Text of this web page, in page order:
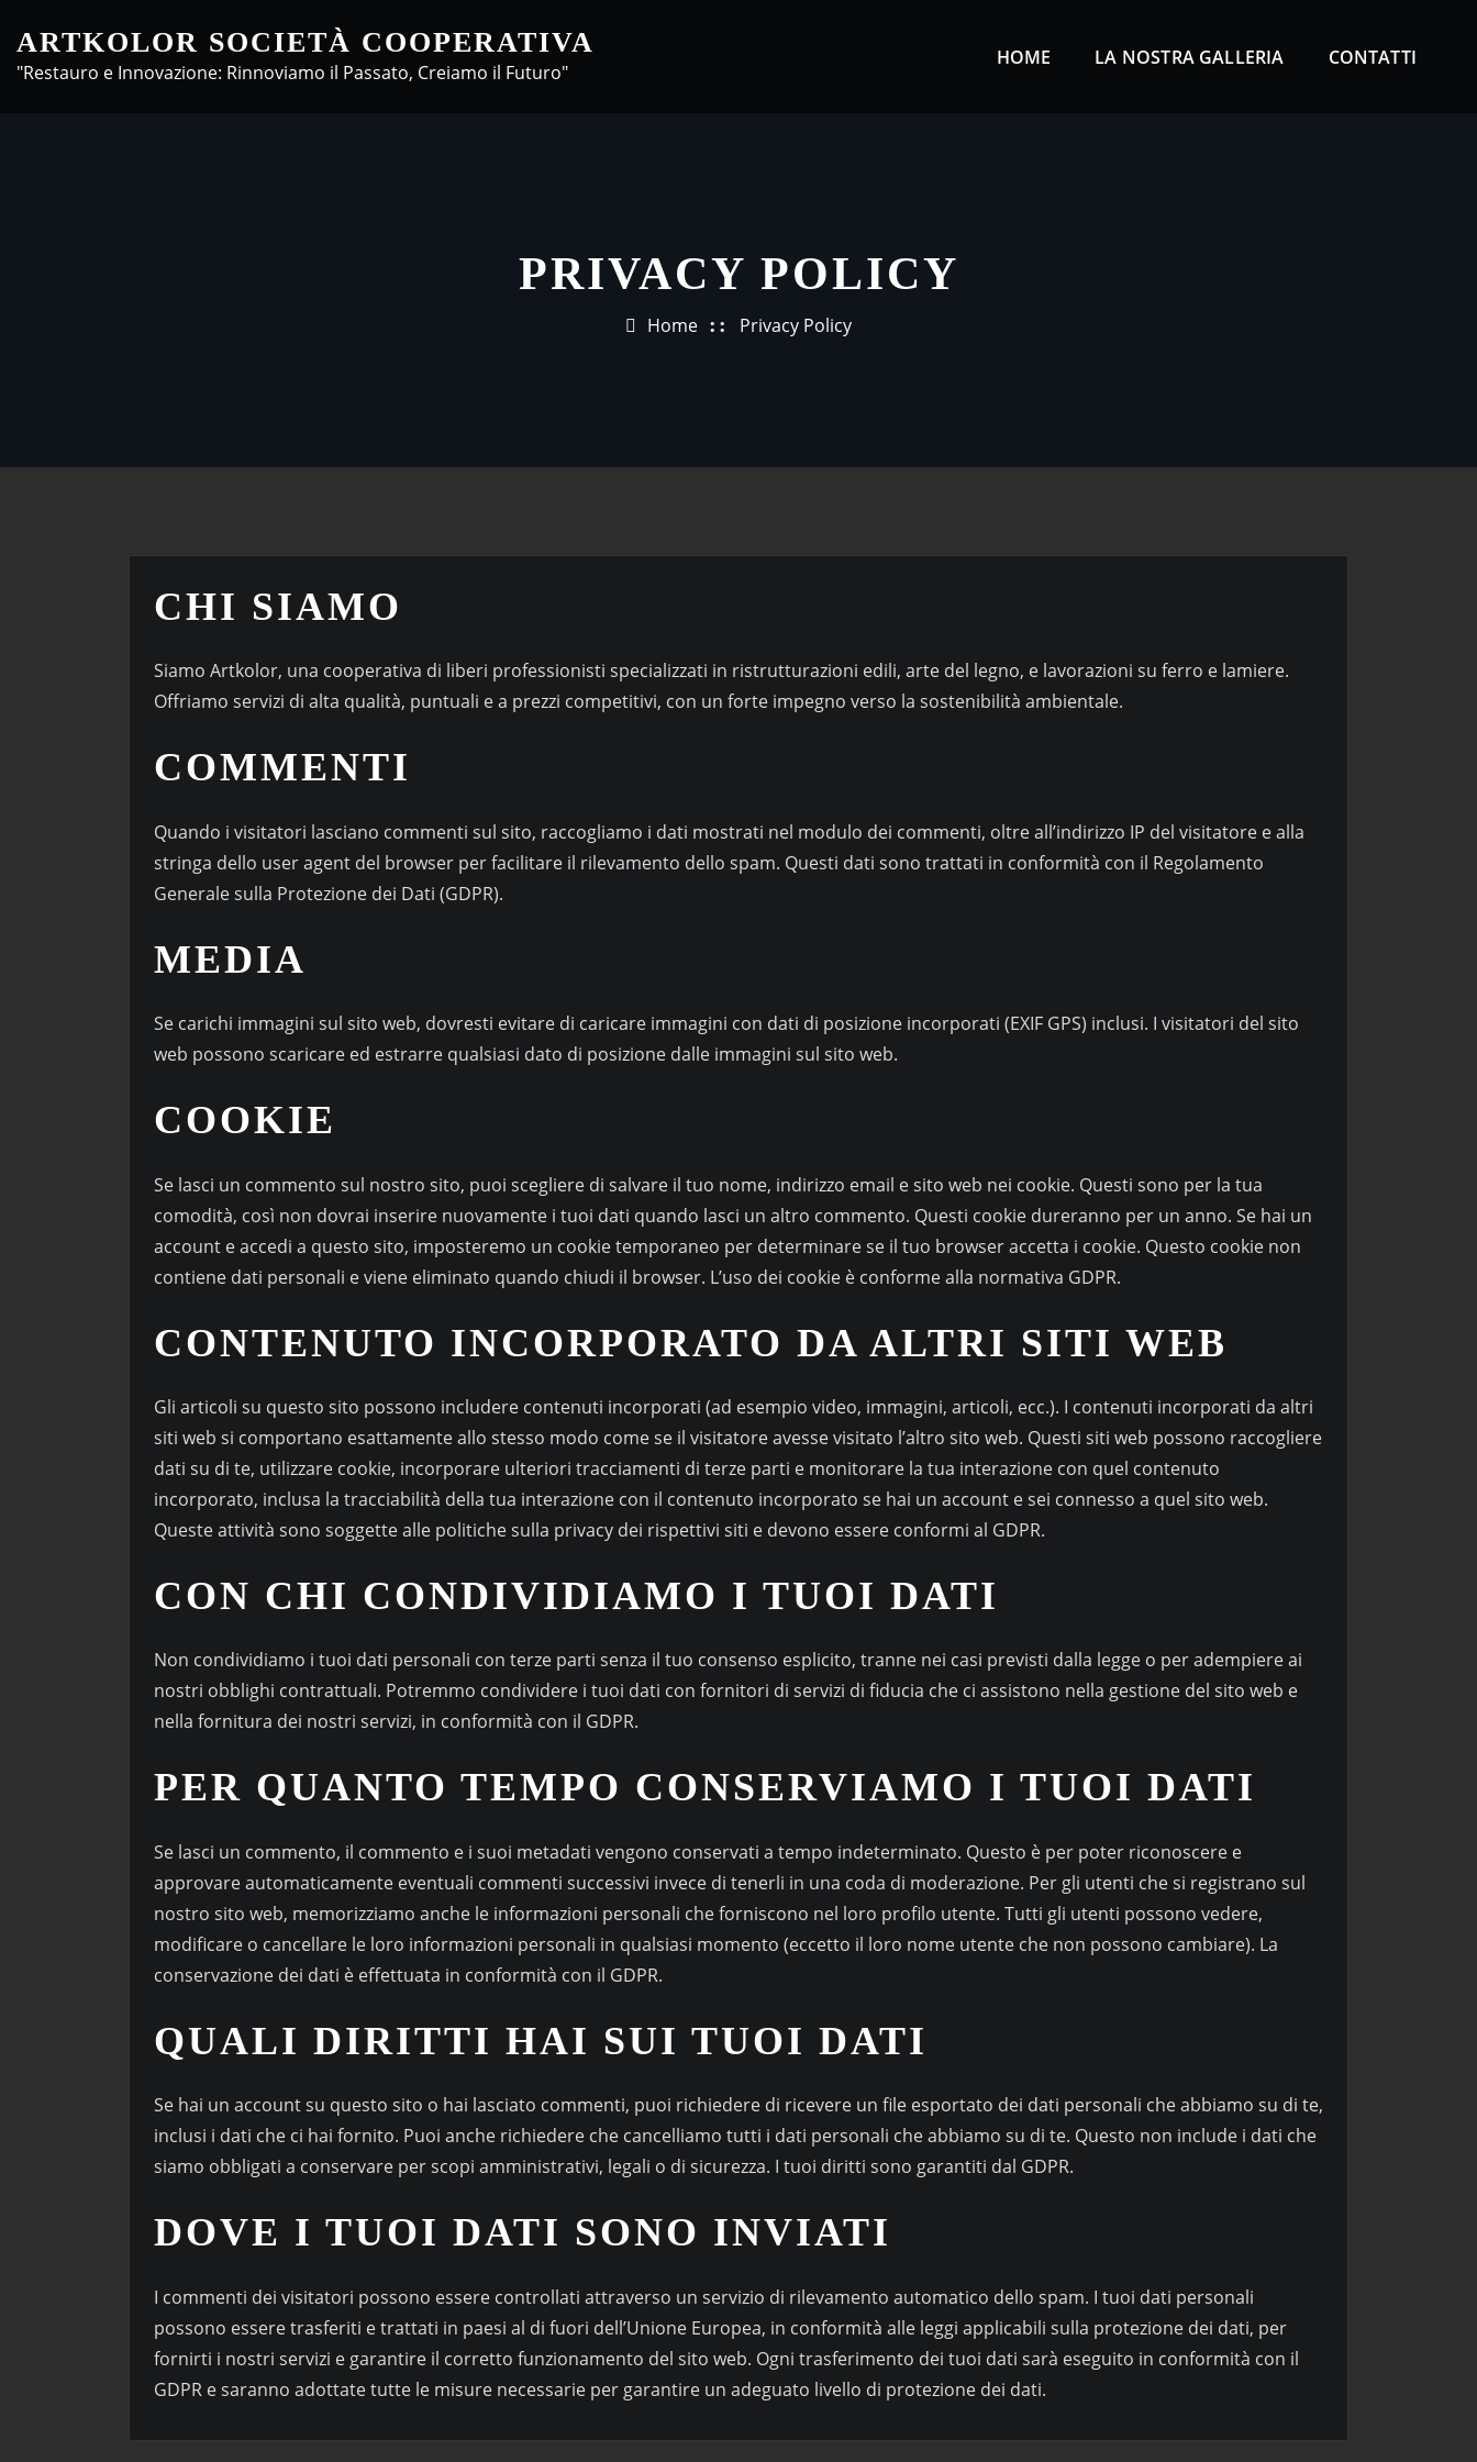
content
ARTKOLOR SOCIETÀ COOPERATIVA
"Restauro e Innovazione: Rinnoviamo il Passato, Creiamo il Futuro"
HOME LA NOSTRA GALLERIA CONTATTI
PRIVACY POLICY
Home Privacy Policy
CHI SIAMO
Siamo Artkolor, una cooperativa di liberi professionisti specializzati in ristrutturazioni edili, arte del legno, e lavorazioni su ferro e lamiere.
Offriamo servizi di alta qualità, puntuali e a prezzi competitivi, con un forte impegno verso la sostenibilità ambientale.
COMMENTI
Quando i visitatori lasciano commenti sul sito, raccogliamo i dati mostrati nel modulo dei commenti, oltre all’indirizzo IP del visitatore e alla
stringa dello user agent del browser per facilitare il rilevamento dello spam. Questi dati sono trattati in conformità con il Regolamento
Generale sulla Protezione dei Dati (GDPR).
MEDIA
Se carichi immagini sul sito web, dovresti evitare di caricare immagini con dati di posizione incorporati (EXIF GPS) inclusi. I visitatori del sito
web possono scaricare ed estrarre qualsiasi dato di posizione dalle immagini sul sito web.
COOKIE
Se lasci un commento sul nostro sito, puoi scegliere di salvare il tuo nome, indirizzo email e sito web nei cookie. Questi sono per la tua
comodità, così non dovrai inserire nuovamente i tuoi dati quando lasci un altro commento. Questi cookie dureranno per un anno. Se hai un
account e accedi a questo sito, imposteremo un cookie temporaneo per determinare se il tuo browser accetta i cookie. Questo cookie non
contiene dati personali e viene eliminato quando chiudi il browser. L’uso dei cookie è conforme alla normativa GDPR.
CONTENUTO INCORPORATO DA ALTRI SITI WEB
Gli articoli su questo sito possono includere contenuti incorporati (ad esempio video, immagini, articoli, ecc.). I contenuti incorporati da altri
siti web si comportano esattamente allo stesso modo come se il visitatore avesse visitato l’altro sito web. Questi siti web possono raccogliere
dati su di te, utilizzare cookie, incorporare ulteriori tracciamenti di terze parti e monitorare la tua interazione con quel contenuto
incorporato, inclusa la tracciabilità della tua interazione con il contenuto incorporato se hai un account e sei connesso a quel sito web.
Queste attività sono soggette alle politiche sulla privacy dei rispettivi siti e devono essere conformi al GDPR.
CON CHI CONDIVIDIAMO I TUOI DATI
Non condividiamo i tuoi dati personali con terze parti senza il tuo consenso esplicito, tranne nei casi previsti dalla legge o per adempiere ai
nostri obblighi contrattuali. Potremmo condividere i tuoi dati con fornitori di servizi di fiducia che ci assistono nella gestione del sito web e
nella fornitura dei nostri servizi, in conformità con il GDPR.
PER QUANTO TEMPO CONSERVIAMO I TUOI DATI
Se lasci un commento, il commento e i suoi metadati vengono conservati a tempo indeterminato. Questo è per poter riconoscere e
approvare automaticamente eventuali commenti successivi invece di tenerli in una coda di moderazione. Per gli utenti che si registrano sul
nostro sito web, memorizziamo anche le informazioni personali che forniscono nel loro profilo utente. Tutti gli utenti possono vedere,
modificare o cancellare le loro informazioni personali in qualsiasi momento (eccetto il loro nome utente che non possono cambiare). La
conservazione dei dati è effettuata in conformità con il GDPR.
QUALI DIRITTI HAI SUI TUOI DATI
Se hai un account su questo sito o hai lasciato commenti, puoi richiedere di ricevere un file esportato dei dati personali che abbiamo su di te,
inclusi i dati che ci hai fornito. Puoi anche richiedere che cancelliamo tutti i dati personali che abbiamo su di te. Questo non include i dati che
siamo obbligati a conservare per scopi amministrativi, legali o di sicurezza. I tuoi diritti sono garantiti dal GDPR.
DOVE I TUOI DATI SONO INVIATI
I commenti dei visitatori possono essere controllati attraverso un servizio di rilevamento automatico dello spam. I tuoi dati personali
possono essere trasferiti e trattati in paesi al di fuori dell’Unione Europea, in conformità alle leggi applicabili sulla protezione dei dati, per
fornirti i nostri servizi e garantire il corretto funzionamento del sito web. Ogni trasferimento dei tuoi dati sarà eseguito in conformità con il
GDPR e saranno adottate tutte le misure necessarie per garantire un adeguato livello di protezione dei dati.